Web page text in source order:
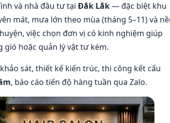
và nhà đầu tư tại Đắk Lắk— đặc biệt khu
mát, mưa lớn theo mùa (tháng 5–11) và
việc chọn đơn vị có kinh nghiệm giúp
hoặc quản lý vật tư kém.
sát, thiết kế kiến trúc, thi công kết cấu
, báo cáo tiến độ hàng tuần qua Zalo.